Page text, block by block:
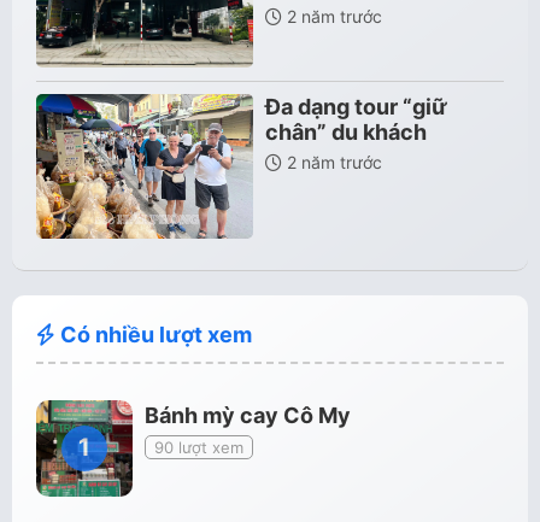
2 năm trước
Đa dạng tour “giữ
chân” du khách
2 năm trước
Có nhiều lượt xem
Bánh mỳ cay Cô My
90 lượt xem